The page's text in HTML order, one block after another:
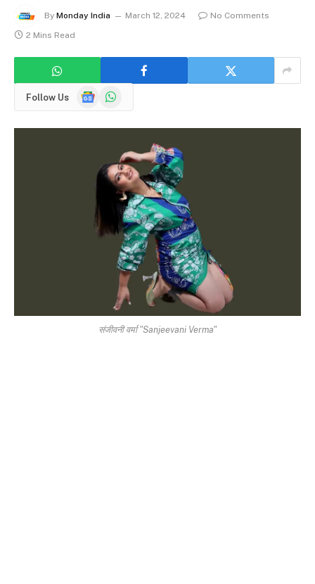
By Monday India March 12, 2024
No Comments
2 Mins Read
Follow Us
GoogleWhatsApp
संजीवनी वर्मा "Sanjeevani Verma"